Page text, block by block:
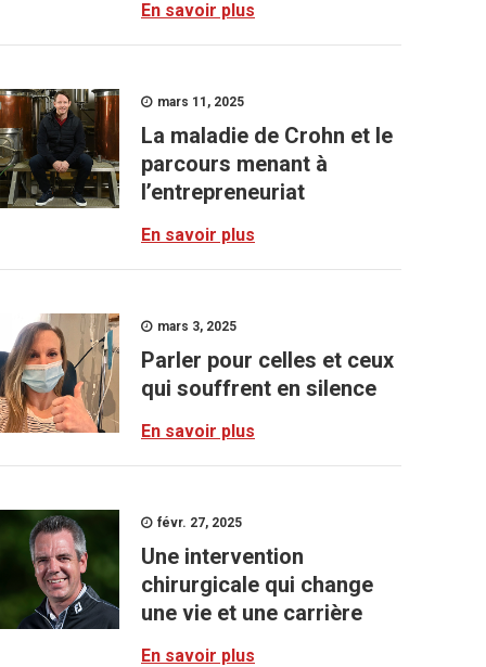
En savoir plus
mars 11, 2025
La maladie de Crohn et le
parcours menant à
l’entrepreneuriat
En savoir plus
mars 3, 2025
Parler pour celles et ceux
qui souffrent en silence
En savoir plus
févr. 27, 2025
Une intervention
chirurgicale qui change
une vie et une carrière
En savoir plus